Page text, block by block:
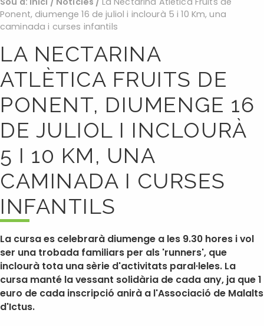
Ponent, diumenge 16 de juliol i inclourà 5 i 10 Km, una
caminada i curses infantils
LA NECTARINA
ATLÈTICA FRUITS DE
PONENT, DIUMENGE 16
DE JULIOL I INCLOURÀ
5 I 10 KM, UNA
CAMINADA I CURSES
INFANTILS
La cursa es celebrarà diumenge a les 9.30 hores i vol
ser una trobada familiars per als 'runners', que
inclourà tota una sèrie d'activitats paral·leles. La
cursa manté la vessant solidària de cada any, ja que 1
euro de cada inscripció anirà a l'Associació de Malalts
d'Ictus.